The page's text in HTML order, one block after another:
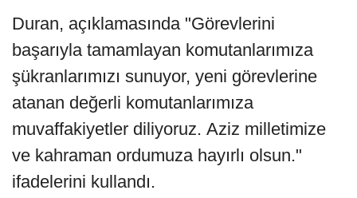
Duran, açıklamasında "Görevlerini
başarıyla tamamlayan komutanlarımıza
şükranlarımızı sunuyor, yeni görevlerine
atanan değerli komutanlarımıza
muvaffakiyetler diliyoruz. Aziz milletimize
ve kahraman ordumuza hayırlı olsun."
ifadelerini kullandı.